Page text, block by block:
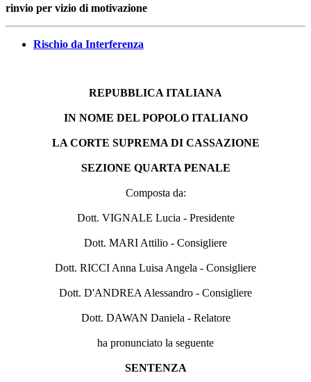
rinvio per vizio di motivazione
Rischio da Interferenza
REPUBBLICA ITALIANA
IN NOME DEL POPOLO ITALIANO
LA CORTE SUPREMA DI CASSAZIONE
SEZIONE QUARTA PENALE
Composta da:
Dott. VIGNALE Lucia - Presidente
Dott. MARI Attilio - Consigliere
Dott. RICCI Anna Luisa Angela - Consigliere
Dott. D'ANDREA Alessandro - Consigliere
Dott. DAWAN Daniela - Relatore
ha pronunciato la seguente
SENTENZA